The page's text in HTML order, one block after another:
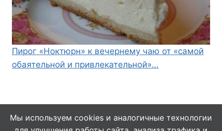
Пирог «Ноктюрн» к вечернему чаю от «самой
обаятельной и привлекательной»…
Мы используем cookies и аналогичные технологии